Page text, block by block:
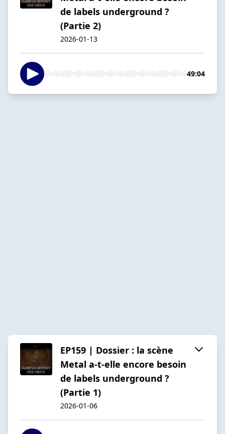
de labels underground ?
(Partie 2)
2026-01-13
49:04
EP159 | Dossier : la scène
Metal a-t-elle encore besoin
de labels underground ?
(Partie 1)
2026-01-06